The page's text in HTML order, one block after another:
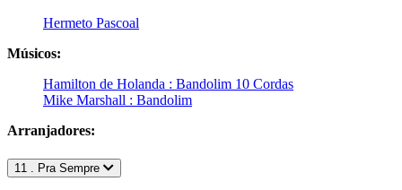
Hermeto Pascoal
Músicos:
Hamilton de Holanda : Bandolim 10 Cordas
Mike Marshall : Bandolim
Arranjadores:
11 . Pra Sempre